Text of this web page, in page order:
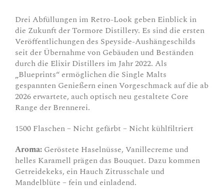
Drei Abfüllungen im Retro-Look geben Einblick in
die Zukunft der Tormore Distillery. Es sind die ersten
Veröffentlichungen des Speyside-Aushängeschilds
seit der Übernahme von Gebäuden und Beständen
durch die Elixir Distillers im Jahr 2022. Als
„Blueprints“ ermöglichen die Single Malts
gespannten Genießern einen Vorgeschmack auf die ab
2026 erwartete, auch optisch neu gestaltete Core
Range der Brennerei.
1500 Flaschen – Nicht gefärbt – Nicht kühlfiltriert
Aroma: Geröstete Haselnüsse, Vanillecreme und
helles Karamell prägen das Bouquet. Dazu kommen
Getreidekeks, ein Hauch Zitrusschale und
Mandelblüte – fein und einladend.